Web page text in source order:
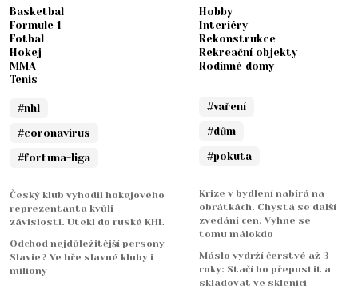
Basketbal
Formule 1
Fotbal
Hokej
MMA
Tenis
#nhl
#coronavirus
#fortuna-liga
Český klub vyhodil hokejového
reprezentanta kvůli
závislosti. Utekl do ruské KHL
Odchod nejdůležitější persony
Slavie? Ve hře slavné kluby i
miliony
Hobby
Interiéry
Rekonstrukce
Rekreační objekty
Rodinné domy
#vaření
#dům
#pokuta
Krize v bydlení nabírá na
obrátkách. Chystá se další
zvedání cen. Vyhne se
tomu málokdo
Máslo vydrží čerstvé až 3
roky: Stačí ho přepustit a
skladovat ve sklenici